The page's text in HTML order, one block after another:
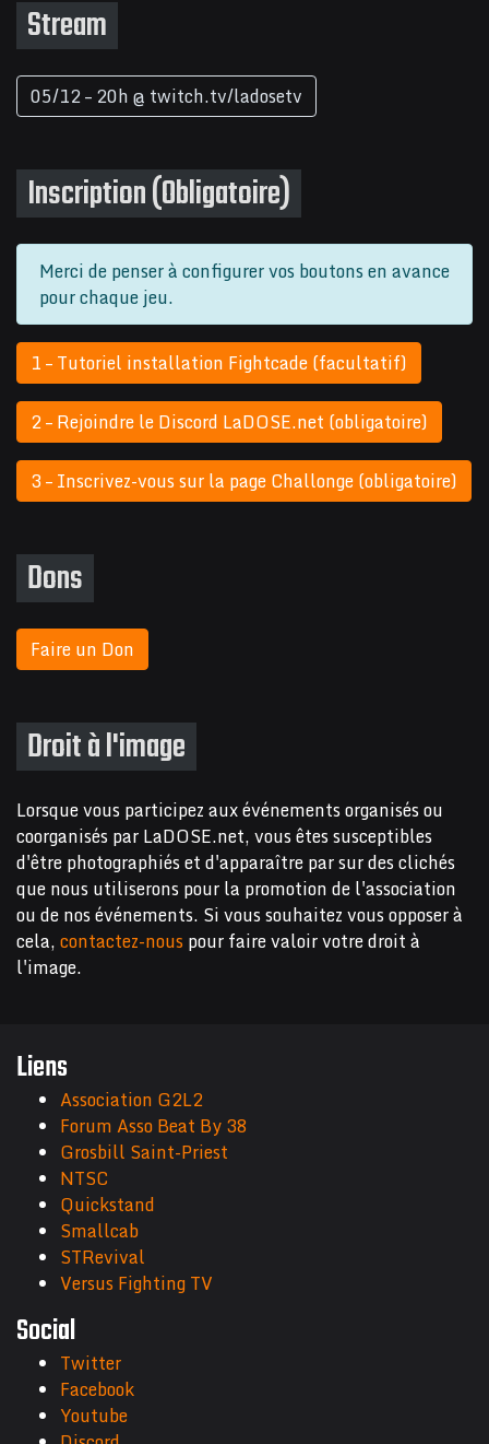
Stream
05/12 – 20h @ twitch.tv/ladosetv
Inscription (Obligatoire)
Merci de penser à configurer vos boutons en avance
pour chaque jeu.
1 – Tutoriel installation Fightcade (facultatif)
2 – Rejoindre le Discord LaDOSE.net (obligatoire)
3 – Inscrivez-vous sur la page Challonge (obligatoire)
Dons
Faire un Don
Droit à l'image
Lorsque vous participez aux événements organisés ou
coorganisés par LaDOSE.net, vous êtes susceptibles
d'être photographiés et d'apparaître par sur des clichés
que nous utiliserons pour la promotion de l'association
ou de nos événements. Si vous souhaitez vous opposer à
cela,contactez-nouspour faire valoir votre droit à
l'image.
Liens
Association G2L2
Forum Asso Beat By 38
Grosbill Saint-Priest
NTSC
Quickstand
Smallcab
STRevival
Versus Fighting TV
Social
Twitter
Facebook
Youtube